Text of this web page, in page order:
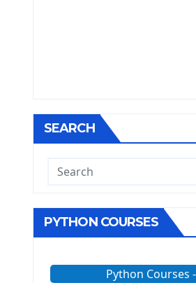
SEARCH
PYTHON COURSES
Python Courses